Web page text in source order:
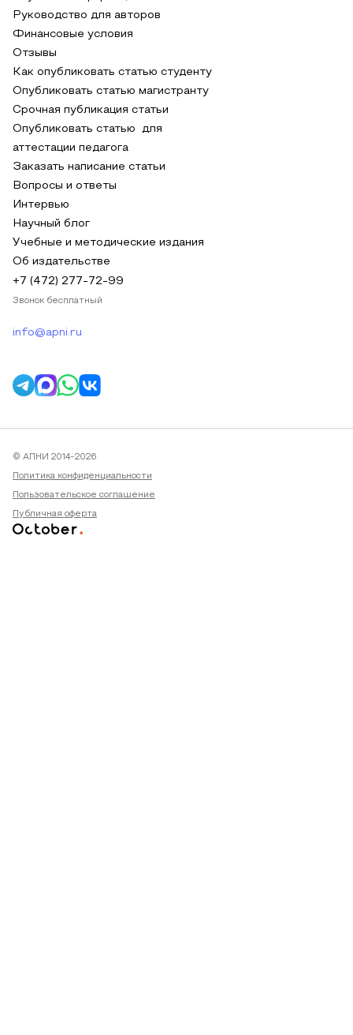
Руководство для авторов
Финансовые условия
Отзывы
Как опубликовать статью студенту
Опубликовать статью магистранту
Срочная публикация статьи
Опубликовать статью для
аттестации педагога
Заказать написание статьи
Вопросы и ответы
Интервью
Научный блог
Учебные и методические издания
Об издательстве
+7 (472) 277-72-99
Звонок бесплатный
info@apni.ru
© АПНИ 2014-2026
Политика конфиденциальности
Пользовательское соглашение
Публичная оферта